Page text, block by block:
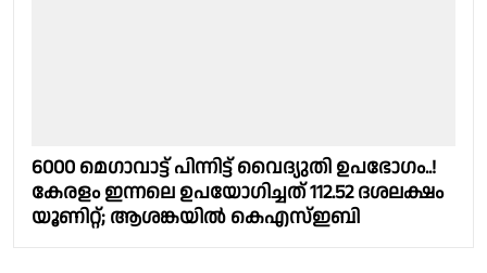
6000 മെഗാവാട്ട് പിന്നിട്ട് വൈദ്യുതി ഉപഭോഗം..!
കേരളം ഇന്നലെ ഉപയോഗിച്ചത് 112.52 ദശലക്ഷം
യൂണിറ്റ്; ആശങ്കയില്‍ കെഎസ്ഇബി